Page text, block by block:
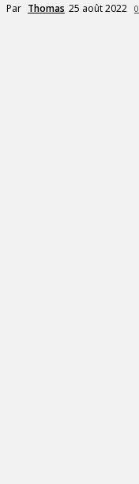
Par Thomas 25 août 2022 0